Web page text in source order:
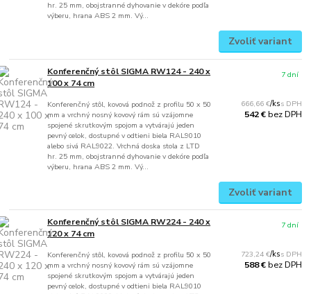
hr. 25 mm, obojstranné dyhovanie v dekóre podľa
výberu, hrana ABS 2 mm. Vý...
Zvoliť variant
Konferenčný stôl SIGMA RW124 - 240 x
100 x 74 cm
Konferenčný stôl, kovová podnož z profilu 50 x 50
mm a vrchný nosný kovový rám sú vzájomne
spojené skrutkovým spojom a vytvárajú jeden
pevný celok, dostupné v odtieni biela RAL9010
alebo sivá RAL9022. Vrchná doska stola z LTD
hr. 25 mm, obojstranné dyhovanie v dekóre podľa
výberu, hrana ABS 2 mm. Vý...
666,66 €/ks
542 €bez DPH
7 dní
Zvoliť variant
Konferenčný stôl SIGMA RW224 - 240 x
120 x 74 cm
Konferenčný stôl, kovová podnož z profilu 50 x 50
mm a vrchný nosný kovový rám sú vzájomne
spojené skrutkovým spojom a vytvárajú jeden
pevný celok, dostupné v odtieni biela RAL9010
723,24 €/ks
588 €bez DPH
7 dní